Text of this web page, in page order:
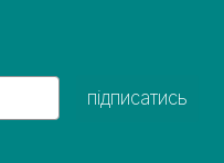
підписатись